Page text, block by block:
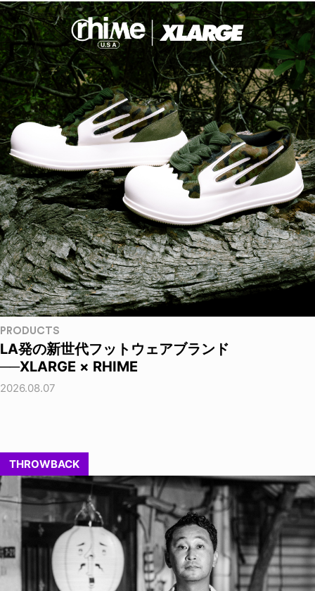
PRODUCTS
LA発の新世代フットウェアブランド
──XLARGE × RHIME
2026.08.07
THROWBACK